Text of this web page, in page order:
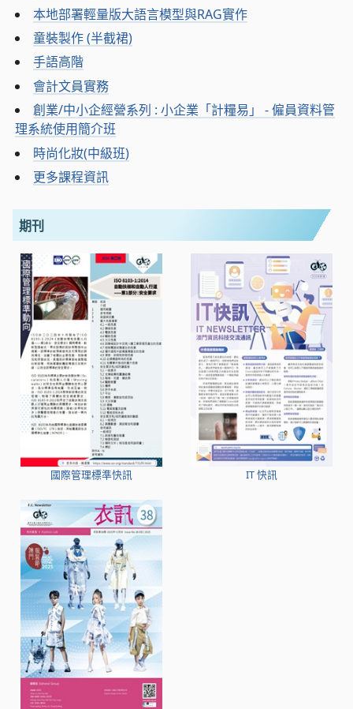
本地部署輕量版大語言模型與RAG實作
童裝製作 (半截裙)
手語高階
會計文員實務
創業/中小企經營系列 : 小企業「計糧易」 - 僱員資料管
理系統使用簡介班
時尚化妝(中級班)
更多課程資訊
期刊
國際管理標準快訊 IT 快訊